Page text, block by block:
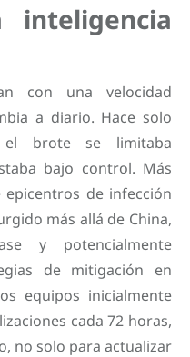
inteligencia
con una velocidad
a diario. Hace solo
brote se limitaba
bajo control. Más
de infección
más allá de China,
y potencialmente
de mitigación en
equipos inicialmente
cada 72 horas,
no solo para actualizar